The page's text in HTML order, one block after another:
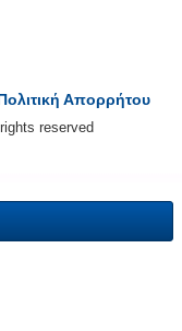
Απορρήτου
reserved